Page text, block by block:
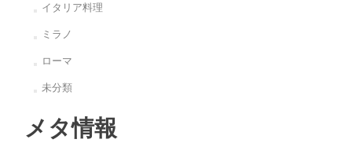
イタリア料理
ミラノ
ローマ
未分類
メタ情報